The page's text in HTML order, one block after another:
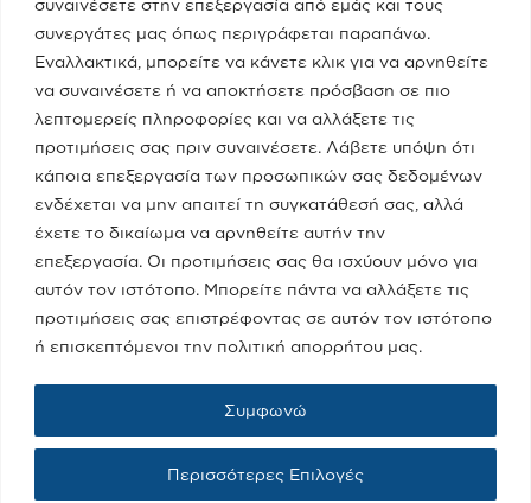
συναινέσετε στην επεξεργασία από εμάς και τους
συνεργάτες μας όπως περιγράφεται παραπάνω.
Εναλλακτικά, μπορείτε να κάνετε κλικ για να αρνηθείτε
να συναινέσετε ή να αποκτήσετε πρόσβαση σε πιο
λεπτομερείς πληροφορίες και να αλλάξετε τις
προτιμήσεις σας πριν συναινέσετε. Λάβετε υπόψη ότι
κάποια επεξεργασία των προσωπικών σας δεδομένων
ενδέχεται να μην απαιτεί τη συγκατάθεσή σας, αλλά
έχετε το δικαίωμα να αρνηθείτε αυτήν την
επεξεργασία. Οι προτιμήσεις σας θα ισχύουν μόνο για
αυτόν τον ιστότοπο. Μπορείτε πάντα να αλλάξετε τις
προτιμήσεις σας επιστρέφοντας σε αυτόν τον ιστότοπο
ή επισκεπτόμενοι την πολιτική απορρήτου μας.
Περισσότερες Επιλογές
Συμφωνώ
Το Υπουργείο
Πειραιάς - Νησιά
Media
Επικοινωνία
Πολιτική Προστασίας Προσωπικών Δεδομένων